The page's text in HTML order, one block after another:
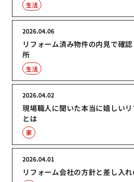
生活
リフォーム済み物件の内見で確
所
2026.04.06
生活
現場職人に聞いた本当に嬉しい
とは
2026.04.02
家
リフォーム会社の方針と差し入
2026.04.01